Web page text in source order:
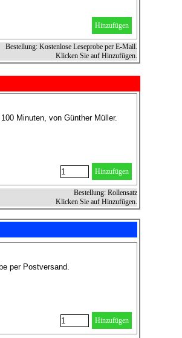
Hinzufügen
Bestellung: Kostenlose Leseprobe per E-Mail.
Klicken Sie auf Hinzufügen.
Minuten, von Günther Müller.
Hinzufügen
Bestellung: Rollensatz
Klicken Sie auf Hinzufügen.
per Postversand.
Hinzufügen